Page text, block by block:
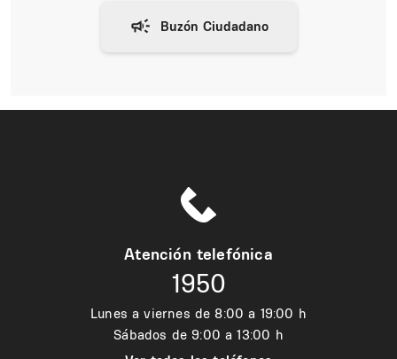
Atención telefónica
1950
Lunes a viernes de 8:00 a 19:00 h
Sábados de 9:00 a 13:00 h